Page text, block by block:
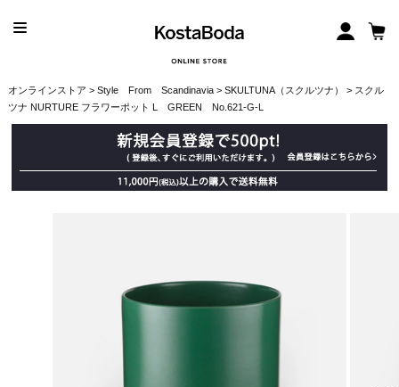
オンラインストア > Style From Scandinavia> SKULTUNA（スクルツナ）
> スクル
ツナ NURTURE フラワーポット L GREEN No.621-G-L